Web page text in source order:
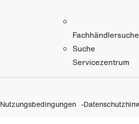
Fachhändlersuche
Suche
Servicezentrum
Nutzungsbedingungen